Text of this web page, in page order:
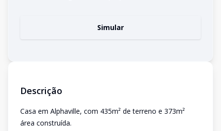
Simular
Descrição
Casa em Alphaville, com 435m² de terreno e 373m²
área construída.